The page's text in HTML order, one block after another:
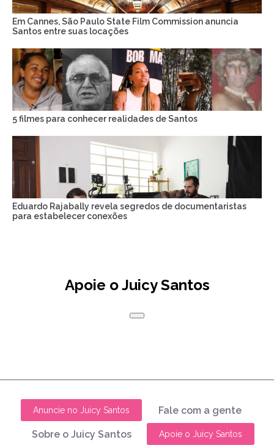
Em Cannes, São Paulo State Film Commission anuncia
Santos entre suas locações
5 filmes para conhecer realidades de Santos
Eduardo Rajabally revela segredos de documentaristas
para estabelecer conexões
Apoie o Juicy Santos
Anuncie no Juicy Santos Fale com a gente
Sobre o Juicy Santos Apoie o Juicy Santos